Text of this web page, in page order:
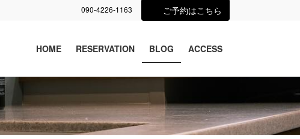
090-4226-1163 ご予約はこちら
HOME RESERVATION BLOG ACCESS